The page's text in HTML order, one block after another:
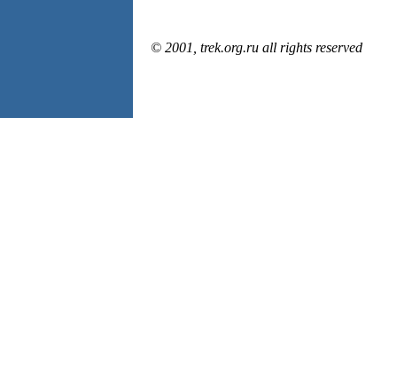
© 2001, trek.org.ru all rights reserved